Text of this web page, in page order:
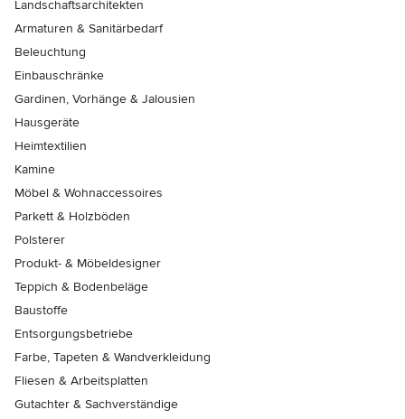
Landschaftsarchitekten
Armaturen & Sanitärbedarf
Beleuchtung
Einbauschränke
Gardinen, Vorhänge & Jalousien
Hausgeräte
Heimtextilien
Kamine
Möbel & Wohnaccessoires
Parkett & Holzböden
Polsterer
Produkt- & Möbeldesigner
Teppich & Bodenbeläge
Baustoffe
Entsorgungsbetriebe
Farbe, Tapeten & Wandverkleidung
Fliesen & Arbeitsplatten
Gutachter & Sachverständige